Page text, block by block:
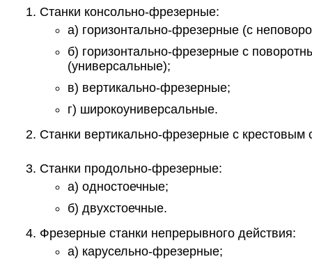
Станки консольно-фрезерные:
а) горизонтально-фрезерные (с
б) горизонтально-фрезерные с
(универсальные);
в) вертикально-фрезерные;
г) широкоуниверсальные.
Станки вертикально-фрезерные с крестовым
Станки продольно-фрезерные:
а) одностоечные;
б) двухстоечные.
Фрезерные станки непрерывного действия:
а) карусельно-фрезерные;